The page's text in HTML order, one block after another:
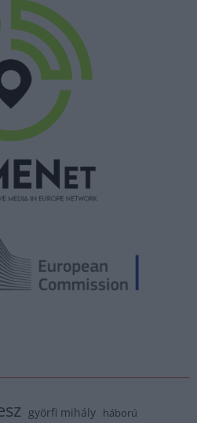
györfi mihály háború